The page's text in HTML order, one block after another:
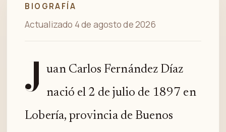
BIOGRAFÍA
Actualizado 4 de agosto de 2026
J
uan Carlos Fernández Díaz
nació el 2 de julio de 1897 en
Lobería, provincia de Buenos